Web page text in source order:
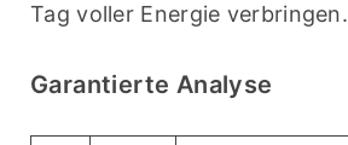
Tag voller Energie verbringen.
Garantierte Analyse